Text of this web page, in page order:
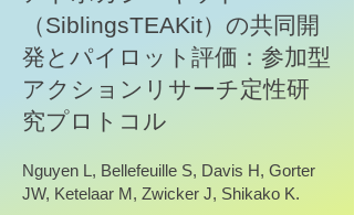
（SiblingsTEAKit）の共同開
発とパイロット評価：参加型
アクションリサーチ定性研
究プロトコル
Nguyen L, Bellefeuille S, Davis H, Gorter
JW, Ketelaar M, Zwicker J, Shikako K.